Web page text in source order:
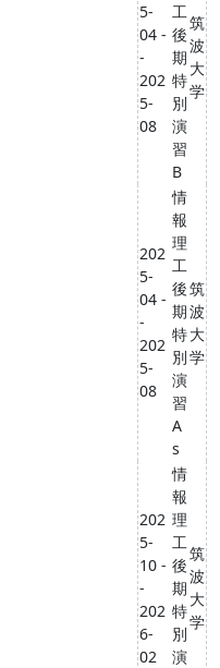
5-
04 -
-
202
5-
08
工
後
期
特
別
演
習
B
筑
波
大
学
202
5-
04 -
-
202
5-
08
情
報
理
工
後
期
特
別
演
習
A
s
筑
波
大
学
202
5-
10 -
-
202
6-
02
情
報
理
工
後
期
特
別
演
筑
波
大
学